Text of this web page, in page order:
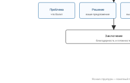
Проблема
что болит
Решение
ваше предложение
Заключение
благодарность и готовность
Ясная структура — понятный